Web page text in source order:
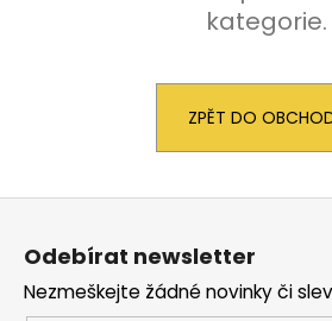
kategorie.
ZPĚT DO
j
t
?
Odebírat newsletter
Nezmeškejte žádné novinky či